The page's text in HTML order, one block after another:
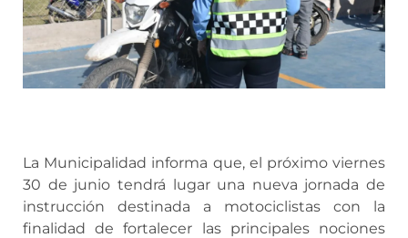
La Municipalidad informa que, el próximo viernes
30 de junio tendrá lugar una nueva jornada de
instrucción destinada a motociclistas con la
finalidad de fortalecer las principales nociones